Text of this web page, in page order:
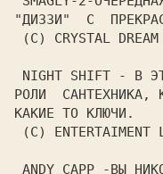
"ДИЗЗИ"  С
РОЛИ  САНТЕХНИКА,
КАКИЕ ТО КЛЮЧИ.